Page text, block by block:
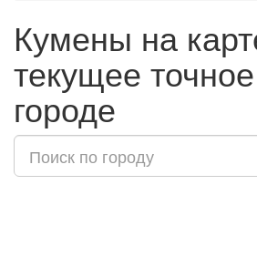
Кумены на
текущее
городе